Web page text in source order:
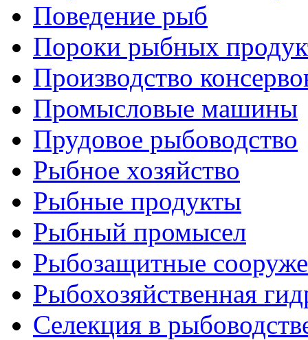
Поведение рыб
Пороки рыбных
Производство
Промысловые машины
Прудовое рыбоводство
Рыбное хозяйство
Рыбные продукты
Рыбный промысел
Рыбозащитные
Рыбохозяйственная
Селекция в